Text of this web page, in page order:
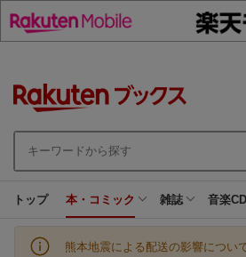
トップ 本・コミック 雑誌 音楽CD
熊本地震による配送の影響につい